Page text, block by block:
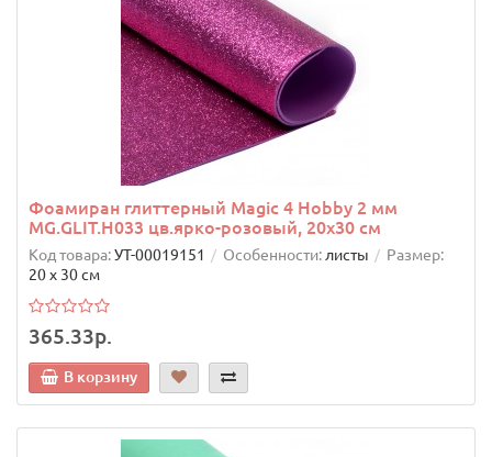
Фоамиран глиттерный Magic 4 Hobby 2 мм
MG.GLIT.H033 цв.ярко-розовый, 20х30 см
Код товара:УТ-00019151 Особенности: листы
Размер:
20 х 30 см
365.33р.
В корзину